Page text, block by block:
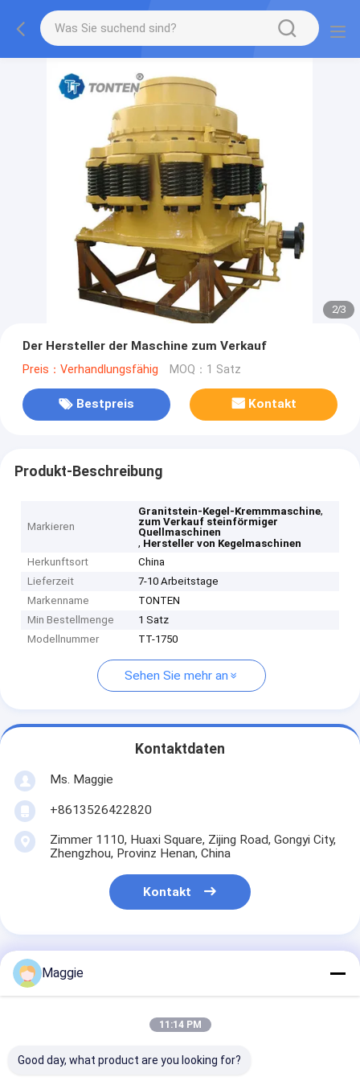
2/3
Der Hersteller der Maschine zum Verkauf
Preis：Verhandlungsfähig MOQ：1 Satz
Bestpreis Kontakt
Produkt-Beschreibung
Markieren
Granitstein-Kegel-Kremmmaschine,
zum Verkauf steinförmiger
Quellmaschinen
, Hersteller von Kegelmaschinen
Herkunftsort
China
Lieferzeit
7-10 Arbeitstage
Markenname
TONTEN
Min Bestellmenge
1 Satz
Modellnummer
TT-1750
Sehen Sie mehr an
Kontaktdaten
Ms. Maggie
+8613526422820
Zimmer 1110, Huaxi Square, Zijing Road, Gongyi City,
Zhengzhou, Provinz Henan, China
Kontakt
Erhalten Sie Den Besten Preis Für
Der Hersteller der
Verkauf
Maggie
11:14 PM
Good day, what product are you looking for?